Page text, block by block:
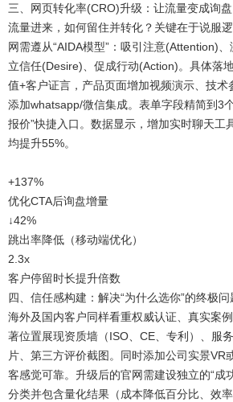
三、网页转化率(CRO)升级：让流量变成询盘
流量进来，如何留住并转化？关键在于说服
网需遵从“AIDA模型”：吸引注意(Attention)
立信任(Desire)、促成行动(Action)。具体落
值+客户证言，产品页面增加视频演示、技
添加whatsapp/微信集成。表单字段精简到3
报价”快捷入口。数据显示，增加实时聊天工
均提升55%。
+137%
优化CTA后询盘增量
↓42%
跳出率降低（移动端优化）
2.3x
客户停留时长提升倍数
四、信任感构建：解决“为什么选你”的终极问
海外及国内客户同样看重权威认证、真实案
著位置展现资质墙（ISO、CE、专利）、服
片、第三方评价截图。同时添加公司实景VR
客感觉可靠。升级后的官网需建设独立的“成
分类并包含量化结果（成本降低百分比、效